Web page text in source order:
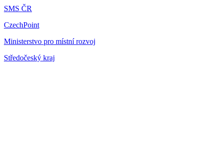
SMS ČR
CzechPoint
Ministerstvo pro místní rozvoj
Středočeský kraj